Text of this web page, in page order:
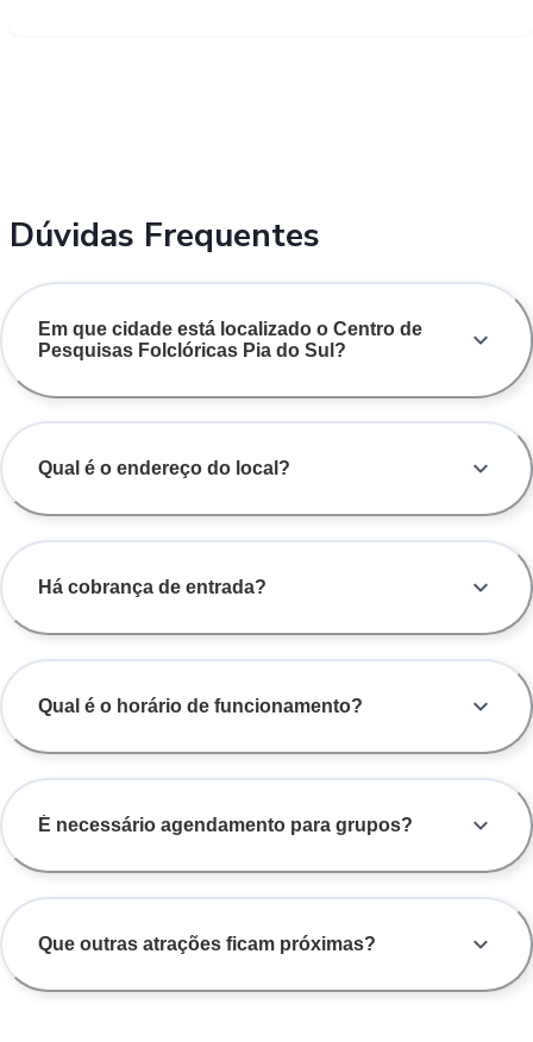
Dúvidas Frequentes
Em que cidade está localizado o Centro de
Pesquisas Folclóricas Pia do Sul?
Qual é o endereço do local?
Há cobrança de entrada?
Qual é o horário de funcionamento?
É necessário agendamento para grupos?
Que outras atrações ficam próximas?